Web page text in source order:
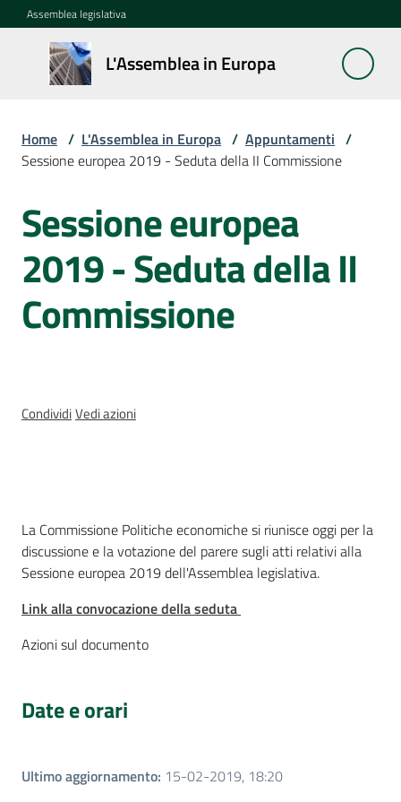
Vai al contenuto
Vai alla navigazione
Vai al footer
Assemblea legislativa
L'Assemblea in Europa
L'Assemblea
in Europa
Cos'è
europea
La
europea
regionale
Sessioni
europee
legislativa
Attività
Home / L'Assemblea in Europa / Appuntamenti /
Sessione europea 2019 - Seduta della II Commissione
Salta al contenuto
Sessione europea
2019 - Seduta della II
Commissione
CondividiVedi azioni
Cos'è
La Commissione Politiche economiche si riunisce oggi per la
discussione e la votazione del parere sugli atti relativi alla
Sessione europea 2019 dell'Assemblea legislativa.
Link alla convocazione della seduta
Azioni sul documento
Date e orari
Ultimo aggiornamento: 15-02-2019, 18:20